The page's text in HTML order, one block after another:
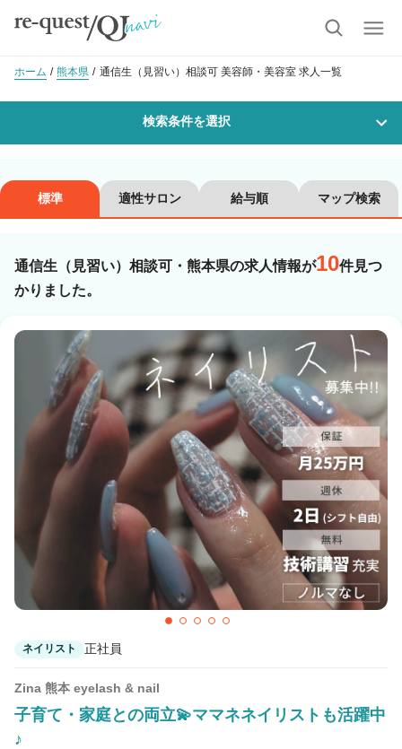
ホーム 熊本県 通信生（見習い）相談可 美容師・美容室 求人一覧
検索条件を選択
沿線・駅を選択 市区町村を選択
美容師スタイリスト 美容師アシスタント
カラーリスト フロント・レセプション
ヘアメイク・美容部員 アイリスト
ネイリスト エステティシャン
講師・インストラクター 営業・販売スタッフ・その他
雇用形態
業務委託・フリーランス
詳細条件
標準 適性サロン 給与順 マップ検索
通信生（見習い）相談可・熊本県の求人情報が10件見つ
かりました。
ネイリスト 正社員
Zina 熊本 eyelash & nail
子育て・家庭との両立💫ママネネイリストも活躍中
♪